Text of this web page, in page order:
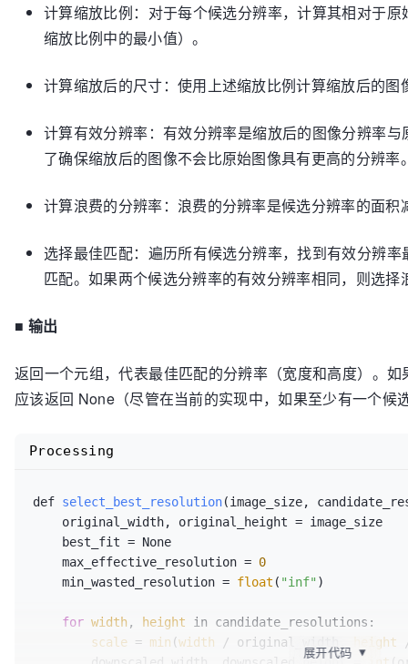
计算缩放比例：对于每个候选分辨率，计算其相对于
缩放比例中的最小值）。
计算缩放后的尺寸：使用上述缩放比例计算缩放后的图
计算有效分辨率：有效分辨率是缩放后的图像分辨率
了确保缩放后的图像不会比原始图像具有更高的分辨率
计算浪费的分辨率：浪费的分辨率是候选分辨率的面积
选择最佳匹配：遍历所有候选分辨率，找到有效分辨
匹配。如果两个候选分辨率的有效分辨率相同，则选
■ 输出
返回一个元组，代表最佳匹配的分辨率（宽度和高度）。
应该返回 None（尽管在当前的实现中，如果至少有一个候
def select_best_resolution(image_size,
original_width, original_height = image_size
best_fit = None
max_effective_resolution = 0
min_wasted_resolution = float ( "inf" )
for width , height in candidate_resolutions:
scale = min (width / original_width, height
Processing
展开代码 ▼